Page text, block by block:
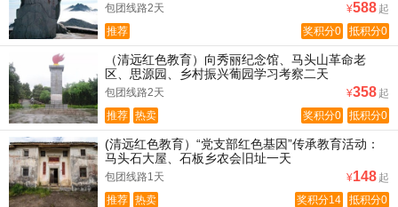
包团线路2天 ¥588 起
抵积分0
奖积分0
推荐
（清远红色教育）向秀丽纪念馆、马头山革命老
区、思源园、乡村振兴葡园学习考察二天
包团线路2天 ¥358 起
抵积分0
奖积分0
推荐 热卖
(清远红色教育）“党支部红色基因”传承教育活动：
马头石大屋、石板乡农会旧址一天
包团线路1天 ¥148 起
抵积分0
奖积分14
推荐 热卖